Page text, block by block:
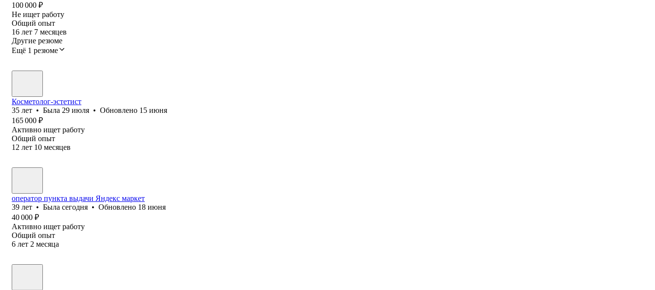
100 000 ₽
Не ищет работу
Общий опыт
16 лет 7 месяцев
Другие резюме
Ещё 1 резюме
Косметолог-эстетист
35 лет • Была 29 июля • Обновлено 15 июня
165 000 ₽
Активно ищет работу
Общий опыт
12 лет 10 месяцев
оператор пункта выдачи Яндекс маркет
39 лет • Была сегодня • Обновлено 18 июня
40 000 ₽
Активно ищет работу
Общий опыт
6 лет 2 месяца